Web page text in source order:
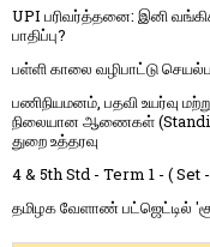
UPI பரிவர்த்தனை: இனி
பாதிப்பு?
பள்ளி காலை வழிபாட்டு
பணிநியமனம், பதவி உயர்வு
நிலையான ஆணைகள்
துறை உத்தரவு
4 & 5th Std - Term 1 - (
தமிழக வேளாண் பட்ஜெட்டில்